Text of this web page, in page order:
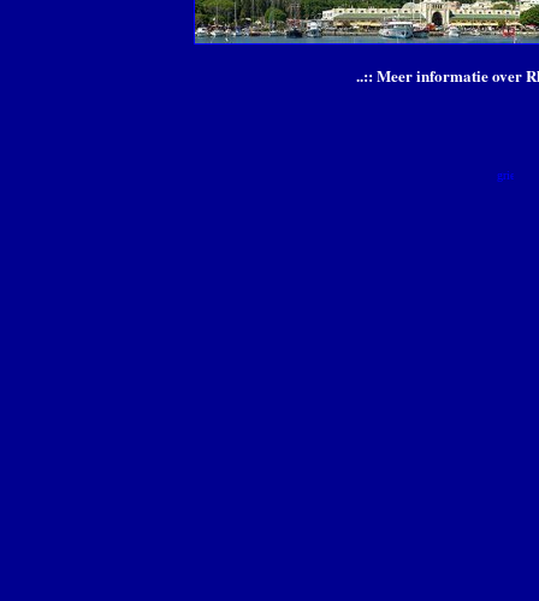
..:: Meer informatie over